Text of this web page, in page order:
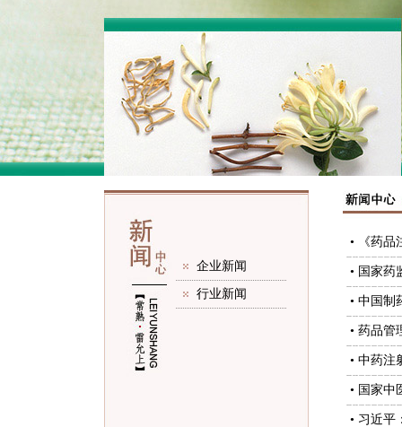
企业新闻
行业新闻
• 《药品
• 国家药
• 中国制
• 药品管
• 中药注
• 国家中
• 习近平